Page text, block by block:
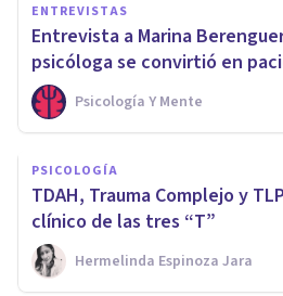
ENTREVISTAS
Entrevista a Marina
psicóloga se convirtió en
Psicología Y Mente
PSICOLOGÍA
TDAH, Trauma Complejo y
clínico de las tres “T”
Hermelinda Espinoza Jara